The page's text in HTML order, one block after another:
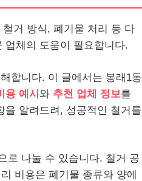
거 방식, 폐기물 처리 등 다
업체의 도움이 필요합니다.
합니다. 이 글에서는 봉래1동
용 예시 와 추천 업체 정보를
알려드려, 성공적인 철거를
로 나눌 수 있습니다. 철거 공
비용은 폐기물 종류와 양에